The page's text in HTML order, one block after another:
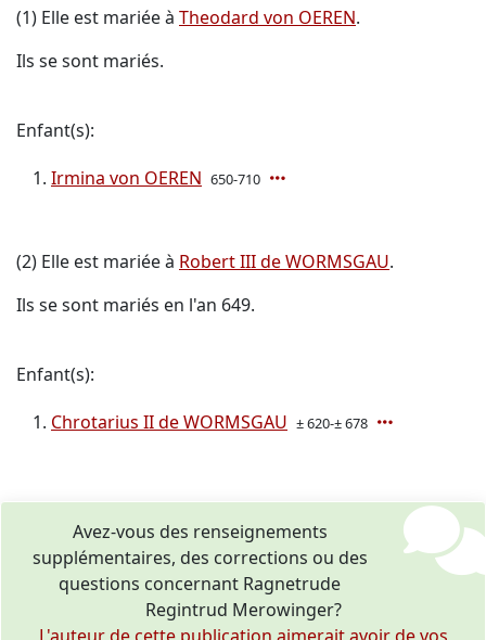
(1) Elle est mariée à Theodard von OEREN.
Ils se sont mariés.
Enfant(s):
Irmina von OEREN 650-710
(2) Elle est mariée à Robert III de WORMSGAU.
Ils se sont mariés en l'an 649.
Enfant(s):
Chrotarius II de WORMSGAU ± 620-± 678
Avez-vous des renseignements
supplémentaires, des corrections ou des
questions concernant Ragnetrude
Regintrud Merowinger?